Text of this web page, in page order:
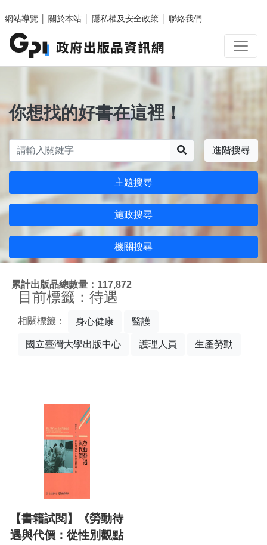
網站導覽
關於本站 隱私權及安全政策 聯絡我們
你想找的好書在這裡！
進階搜尋
主題搜尋
施政搜尋
機關搜尋
累計出版品總數量：117,872
目前標籤：待遇
相關標籤： 身心健康 醫護
國立臺灣大學出版中心 護理人員 生產勞動
【書籍試閱】《勞動待
遇與代價：從性別觀點